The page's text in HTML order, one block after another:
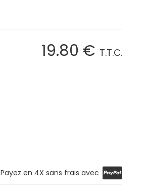
19.80 € T.T.C.
Payez en 4X sans frais avec